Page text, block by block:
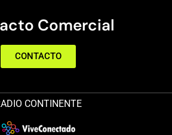
Comercial
CONTACTO
CONTINENTE